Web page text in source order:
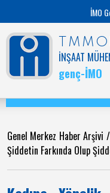
İMO
İNŞAAT
genç-İMO
Genel Merkez Haber Arşivi
Şiddetin Farkında Olup